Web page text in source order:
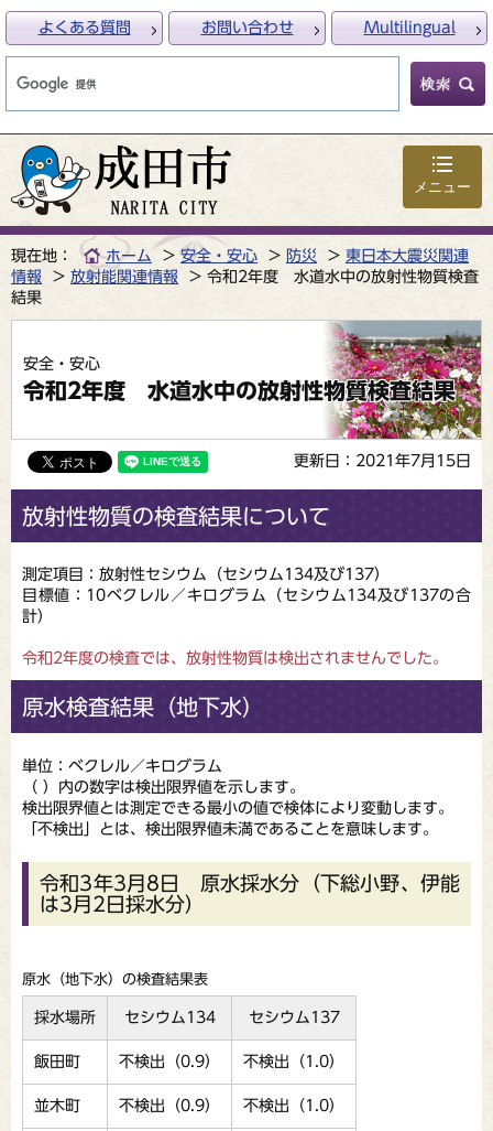
メニュー
よくある質問 お問い合わせ Multilingual
現在地： ホーム 安全・安心 防災
東日本大震災関連
情報
放射能関連情報
令和2年度 水道水中の放射性物質検査
結果
安全・安心
令和2年度 水道水中の放射性物質検査結果
更新日：2021年7月15日
放射性物質の検査結果について
測定項目：放射性セシウム（セシウム134及び137）
目標値：10ベクレル／キログラム（セシウム134及び137の合
計）
令和2年度の検査では、放射性物質は検出されませんでした。
原水検査結果（地下水）
単位：ベクレル／キログラム
（ ）内の数字は検出限界値を示します。
検出限界値とは測定できる最小の値で検体により変動します。
「不検出」とは、検出限界値未満であることを意味します。
令和3年3月8日 原水採水分（下総小野、伊能
は3月2日採水分）
原水（地下水）の検査結果表
採水場所 セシウム134 セシウム137
飯田町 不検出（0.9） 不検出（1.0）
並木町 不検出（0.9） 不検出（1.0）